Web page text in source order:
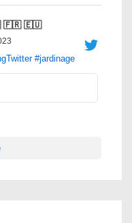
🇫🇷 🇪🇺
#jardinage